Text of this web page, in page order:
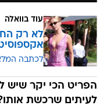
עוד בוואלה
לא רק
לכתבה
הפריט הכי יקר שיש
לעיתים שרכשת